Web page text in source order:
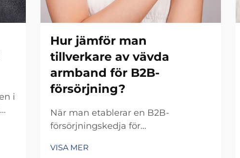
i
Hur jämför man
tillverkare av vävda
armband för B2B-
försörjning?
När man etablerar en B2B-
försörjningskedja för
jämförelsen av tillverkare av vävda
VISA MER